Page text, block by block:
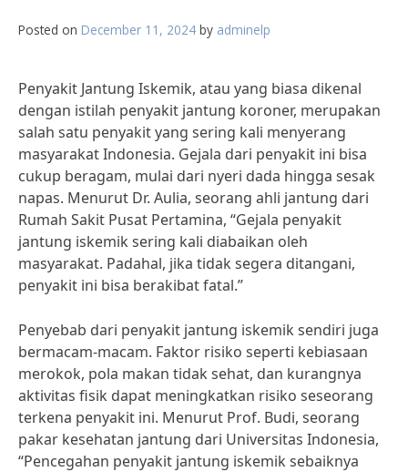
Posted on December 11, 2024 by adminelp
Penyakit Jantung Iskemik, atau yang biasa dikenal
dengan istilah penyakit jantung koroner, merupakan
salah satu penyakit yang sering kali menyerang
masyarakat Indonesia. Gejala dari penyakit ini bisa
cukup beragam, mulai dari nyeri dada hingga sesak
napas. Menurut Dr. Aulia, seorang ahli jantung dari
Rumah Sakit Pusat Pertamina, “Gejala penyakit
jantung iskemik sering kali diabaikan oleh
masyarakat. Padahal, jika tidak segera ditangani,
penyakit ini bisa berakibat fatal.”
Penyebab dari penyakit jantung iskemik sendiri juga
bermacam-macam. Faktor risiko seperti kebiasaan
merokok, pola makan tidak sehat, dan kurangnya
aktivitas fisik dapat meningkatkan risiko seseorang
terkena penyakit ini. Menurut Prof. Budi, seorang
pakar kesehatan jantung dari Universitas Indonesia,
“Pencegahan penyakit jantung iskemik sebaiknya